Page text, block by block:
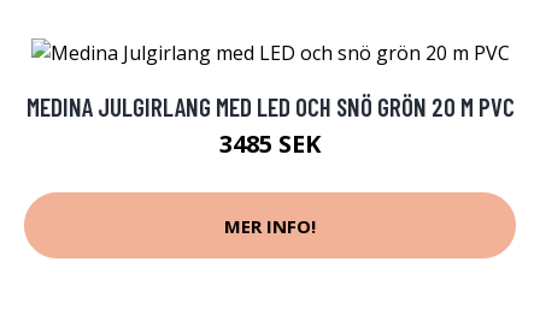
MEDINA JULGIRLANG MED LED OCH SNÖ GRÖN 20 M PVC
3485 SEK
MER INFO!